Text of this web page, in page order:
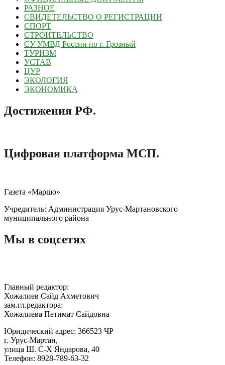
РАЗНОЕ
СВИДЕТЕЛЬСТВО О РЕГИСТРАЦИИ
СПОРТ
СТРОИТЕЛЬСТВО
СУ УМВД России по г. Грозный
ТУРИЗМ
УСТАВ
ЦУР
ЭКОЛОГИЯ
ЭКОНОМИКА
Достижения РФ.
Цифровая платформа МСП.
Газета «Маршо»
Учредитель: Администрация Урус-Мартановского
муниципального района
Мы в соцсетях
Главный редактор:
Хожалиев Сайд Ахметович
зам.гл.редактора:
Хожалиева Петимат Сайдовна
Юридический адрес: 366523 ЧР
г. Урус-Мартан,
улица Ш. С-Х Яндарова, 40
Телефон: 8928-789-63-32